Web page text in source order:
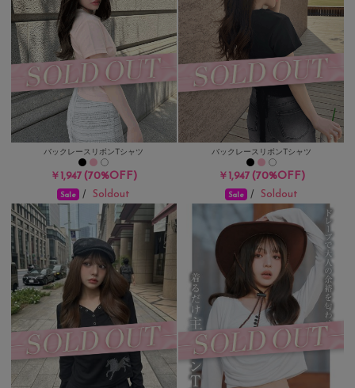
バックレースリボンTシャツ
￥1,947(70%OFF)
バックレースリボンTシャツ
￥1,947(70%OFF)
Sale /Soldout Sale / Soldout